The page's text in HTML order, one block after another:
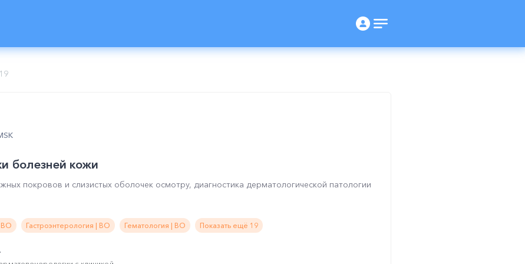
болезней кожи
покровов и слизистых оболочек осмотру, диагностика дерматологической патологии
ВО Гастроэнтерология | ВО Гематология | ВО Показать ещё 19